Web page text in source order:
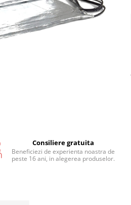
Consiliere gratuita
Beneficiezi de experienta noastra de
peste 16 ani, in alegerea produselor.